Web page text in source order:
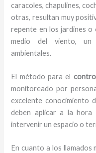
caracoles, chapulines,
otras, resultan muy
repente en los jardines
medio del viento,
ambientales.
El método para el
monitoreado por
excelente conocimiento
deben aplicar a la hora
intervenir un espacio o
En cuanto a los llamados